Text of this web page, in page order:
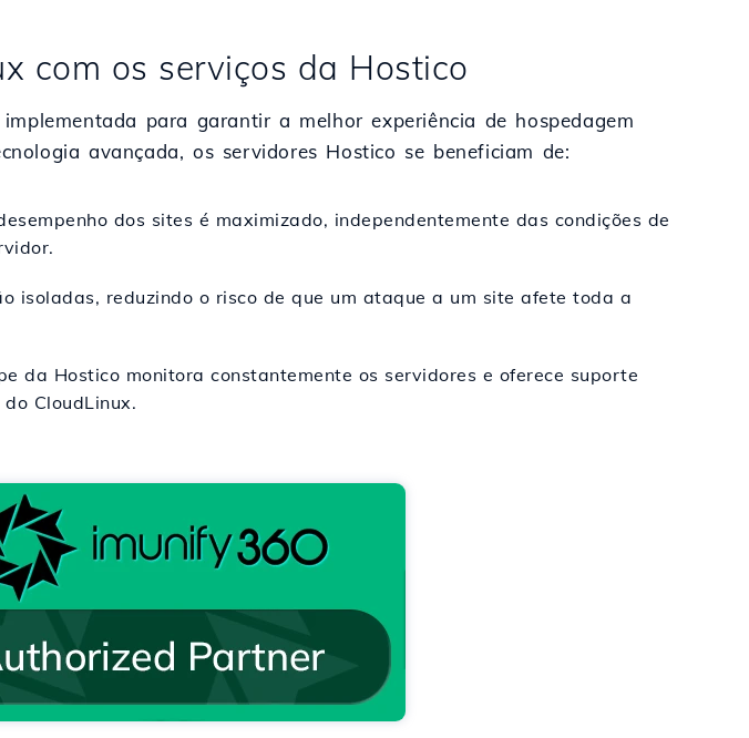
com os serviços da Hostico
implementada para garantir a melhor experiência de hospedagem
avançada, os servidores Hostico se beneficiam de:
dos sites é maximizado, independentemente das condições de
isoladas, reduzindo o risco de que um ataque a um site afete toda a
da Hostico monitora constantemente os servidores e oferece suporte
CloudLinux.